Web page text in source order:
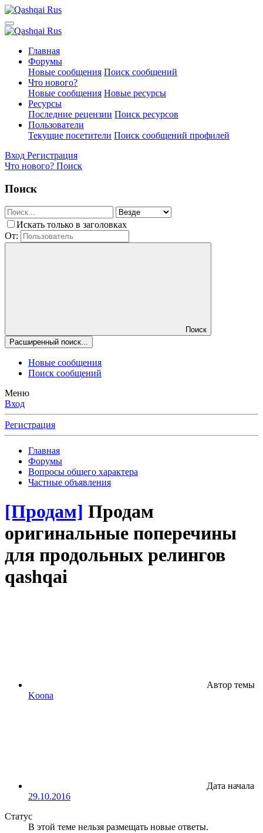
Главная
Форумы
Новые сообщения Поиск сообщений
Что нового?
Новые сообщения Новые ресурсы
Ресурсы
Последние рецензии Поиск ресурсов
Пользователи
Текущие посетители Поиск сообщений профилей
Вход Регистрация
Что нового? Поиск
Поиск
Искать только в заголовках
От:
Поиск
Расширенный поиск...
Новые сообщения
Поиск сообщений
Меню
Вход
Регистрация
Главная
Форумы
Вопросы общего характера
Частные объявления
[Продам] Продам
оригинальные поперечины
для продольных релингов
qashqai
Автор темы
Koona
Дата начала
29.10.2016
Статус
В этой теме нельзя размещать новые ответы.